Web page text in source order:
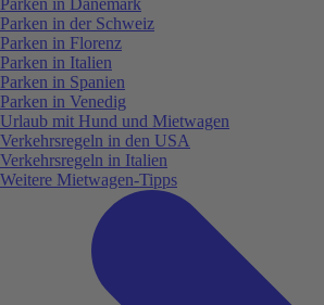
Parken in der Schweiz
Parken in Florenz
Parken in Italien
Parken in Spanien
Parken in Venedig
Urlaub mit Hund und Mietwagen
Verkehrsregeln in den USA
Verkehrsregeln in Italien
Weitere Mietwagen-Tipps